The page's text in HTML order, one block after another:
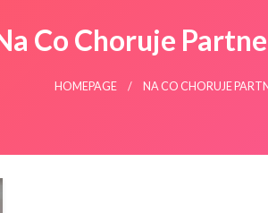
Co Choruje
HOMEPAGE NA CO CHORUJE